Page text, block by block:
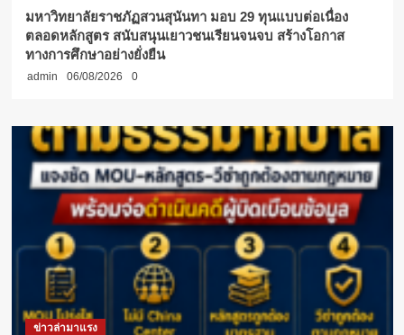
มหาวิทยาลัยราชภัฏสวนสุนันทา มอบ 29 ทุนแบบต่อเนื่อง
ตลอดหลักสูตร สนับสนุนเยาวชนเรียนจนจบ สร้างโอกาส
ทางการศึกษาอย่างยั่งยืน
admin 06/08/2026 0
ข่าวล่ามาแรง